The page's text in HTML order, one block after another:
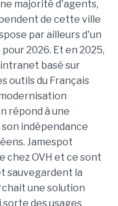
majorité d'agents,
de cette ville
par ailleurs d'un
2026. Et en 2025,
basé sur
outils du Français
répond à une
indépendance
Jamespot
chez OVH et ce sont
sauvegardent la
une solution
des usages